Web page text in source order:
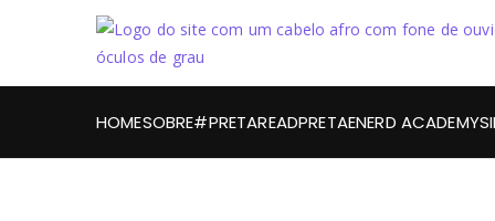
HOMESOBRE#PRETAREADPRETAENERD ACADEMY